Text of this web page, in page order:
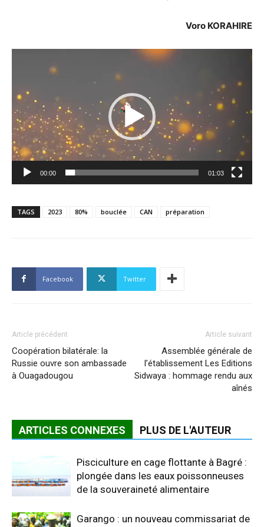
Voro KORAHIRE
Lecteur
00:00 01:03
TAGS 2023 80% bouclée CAN préparation
Facebook Twitter
Article précédent
Coopération bilatérale: la
Russie ouvre son ambassade
à Ouagadougou
Article suivant
Assemblée générale de
l’établissement Les Editions
Sidwaya : hommage rendu aux
aînés
ARTICLES CONNEXES PLUS DE L'AUTEUR
Pisciculture en cage flottante à Bagré :
plongée dans les eaux poissonneuses
de la souveraineté alimentaire
Garango : un nouveau commissariat de